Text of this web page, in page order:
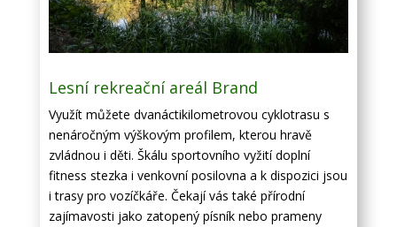
Lesní rekreační areál Brand
Využít můžete dvanáctikilometrovou cyklotrasu s
nenáročným výškovým profilem, kterou hravě
zvládnou i děti. Škálu sportovního vyžití doplní
fitness stezka i venkovní posilovna a k dispozici jsou
i trasy pro vozíčkáře. Čekají vás také přírodní
zajímavosti jako zatopený písník nebo prameny